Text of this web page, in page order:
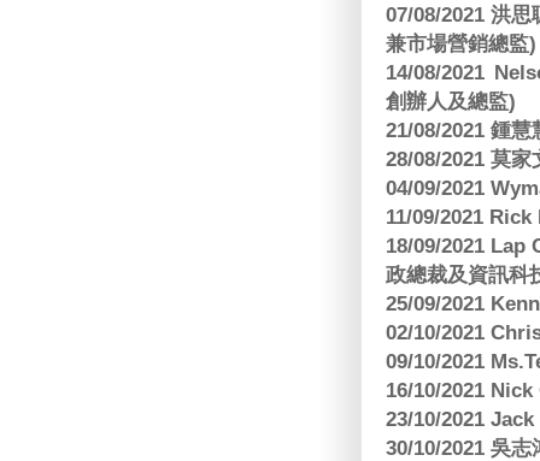
07/08/2021 洪
兼市場營銷總監)
14/08/2021
創辦人及總監)
21/08/2021 鍾
28/08/2021 莫
04/09/2021
11/09/2021
18/09/2021
政總裁及資訊科
25/09/2021
02/10/2021
09/10/2021
16/10/2021
23/10/2021
30/10/2021 吳